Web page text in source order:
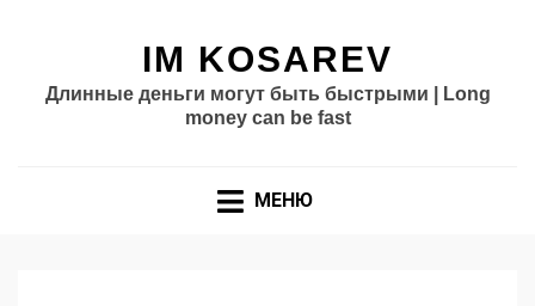
IM KOSAREV
Длинные деньги могут быть быстрыми | Long
money can be fast
МЕНЮ